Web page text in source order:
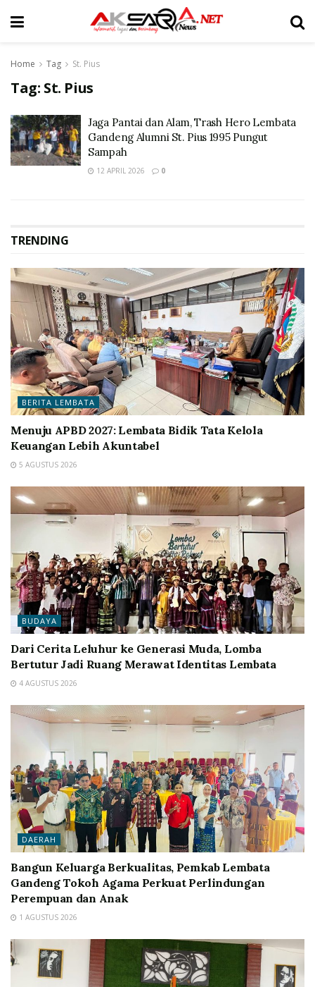
Home Tag St. Pius
Tag: St. Pius
Jaga Pantai dan Alam, Trash Hero Lembata
Gandeng Alumni St. Pius 1995 Pungut
Sampah
12 APRIL 2026 0
TRENDING
BERITA LEMBATA
Menuju APBD 2027: Lembata Bidik Tata Kelola
Keuangan Lebih Akuntabel
5 AGUSTUS 2026
BUDAYA
Dari Cerita Leluhur ke Generasi Muda, Lomba
Bertutur Jadi Ruang Merawat Identitas Lembata
4 AGUSTUS 2026
DAERAH
Bangun Keluarga Berkualitas, Pemkab Lembata
Gandeng Tokoh Agama Perkuat Perlindungan
Perempuan dan Anak
1 AGUSTUS 2026